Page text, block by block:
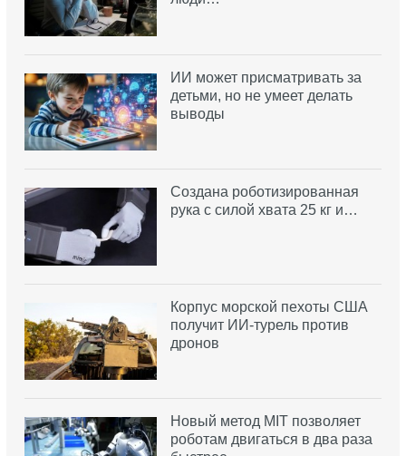
ИИ может присматривать за
детьми, но не умеет делать
выводы
Создана роботизированная
рука с силой хвата 25 кг и…
Корпус морской пехоты США
получит ИИ-турель против
дронов
Новый метод MIT позволяет
роботам двигаться в два раза